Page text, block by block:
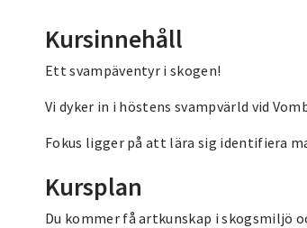
Kursinnehåll
Ett svampäventyr i skogen!
Vi dyker in i höstens svampvärld vid
Fokus ligger på att lära sig identifiera
Kursplan
Du kommer få artkunskap i skogsmiljö